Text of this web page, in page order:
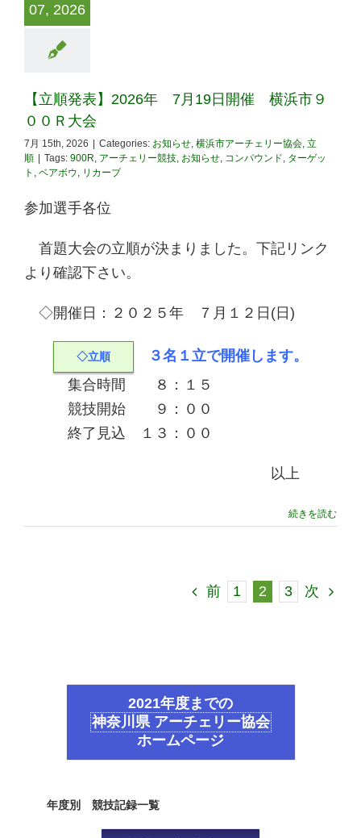
07, 2026
【立順発表】2026年 7月19日開催 横浜市９
００Ｒ大会
7月 15th, 2026 Categories: お知らせ, 横浜市アーチェリー協会, 立
順
Tags: 900R, アーチェリー競技, お知らせ, コンパウンド, ターゲッ
ト , ベアボウ, リカーブ
参加選手各位
首題大会の立順が決まりました。下記リンク
より確認下さい。
◇開催日：２０２５年 ７月１２日(日)
◇立順
３名１立で開催します。
集合時間 ８：１５
競技開始 ９：００
終了見込 １３：００
以上
続きを読む
前 1 2 3 次
2021年度までの
神奈川県 アーチェリー協会
ホームページ
年度別 競技記録一覧